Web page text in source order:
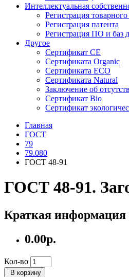
Интеллектуальная
Регистрация товарного
Регистрация патента
Регистрация ПО и баз
Другое
Сертификат СЕ
Сертификата Organic
Сертификата ECO
Сертификата Natural
Заключение об
Сертификат Bio
Сертификат
Главная
ГОСТ
79
79.080
ГОСТ 48-91
ГОСТ 48-91.
Краткая информация
0.00р.
Кол-во
В корзину